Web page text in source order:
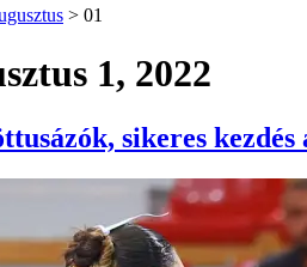
> 01
1, 2022
sikeres